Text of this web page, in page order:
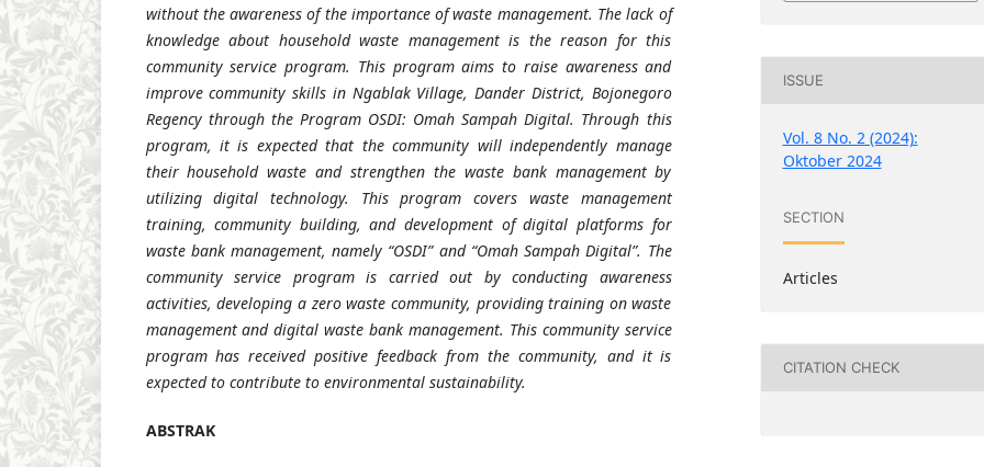
without the awareness of the importance of waste management. The lack of
knowledge about household waste management is the reason for this
community service program. This program aims to raise awareness and
improve community skills in Ngablak Village, Dander District, Bojonegoro
Regency through the Program OSDI: Omah Sampah Digital. Through this
program, it is expected that the community will independently manage
their household waste and strengthen the waste bank management by
utilizing digital technology. This program covers waste management
training, community building, and development of digital platforms for
waste bank management, namely “OSDI” and “Omah Sampah Digital”. The
community service program is carried out by conducting awareness
activities, developing a zero waste community, providing training on waste
management and digital waste bank management. This community service
program has received positive feedback from the community, and it is
expected to contribute to environmental sustainability.
ABSTRAK
ISSUE
Vol. 8 No. 2 (2024):
Oktober 2024
SECTION
Articles
CITATION CHECK